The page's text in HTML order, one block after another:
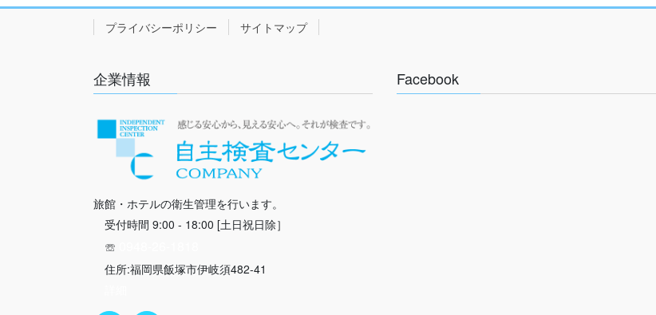
プライバシーポリシー サイトマップ
企業情報
旅館・ホテルの衛生管理を行います。
受付時間 9:00 - 18:00 [土日祝日除］
☏
住所:福岡県飯塚市伊岐須482-41
Facebook